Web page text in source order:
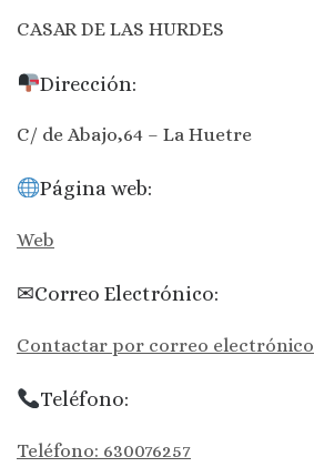
CASAR DE LAS HURDES
Dirección:
C/ de Abajo,64 – La Huetre
Página web:
Web
✉Correo Electrónico:
Contactar por correo electrónico
Teléfono:
Teléfono: 630076257